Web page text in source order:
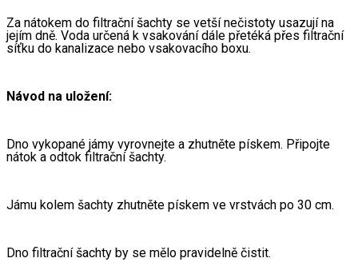
Za nátokem do filtrační šachty se vetší nečistoty usazují na
jejím dně. Voda určená k vsakování dále přetéká přes filtrační
síťku do kanalizace nebo vsakovacího boxu.
Návod na uložení:
Dno vykopané jámy vyrovnejte a zhutněte pískem. Připojte
nátok a odtok filtrační šachty.
Jámu kolem šachty zhutněte pískem ve vrstvách po 30 cm.
Dno filtrační šachty by se mělo pravidelně čistit.